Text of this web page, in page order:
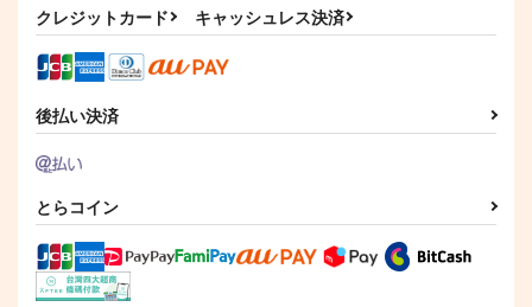
クレジットカード キャッシュレス決済
後払い決済
とらコイン